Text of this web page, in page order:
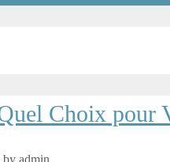
Choix pour